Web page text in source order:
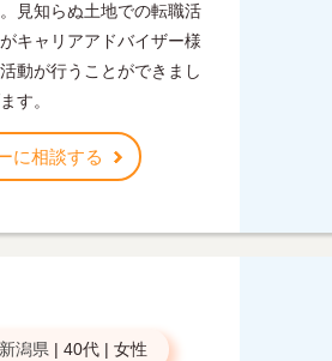
見知らぬ土地での転職活
キャリアアドバイザー様
動が行うことができまし
す。
に相談する
新潟県 | 40代 | 女性